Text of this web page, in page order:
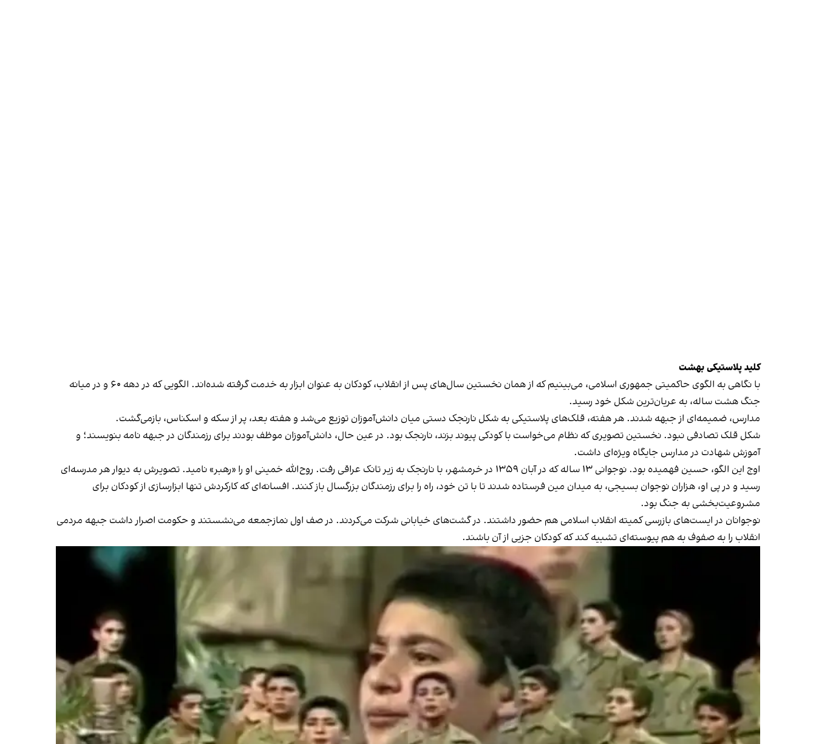
کلید پلاستیکی بهشت
با نگاهی به الگوی حاکمیتی جمهوری اسلامی، می‌بینیم که از همان نخستین سال‌های پس از انقلاب، کودکان به ‌عنوان ابزار به خدمت گرفته شده‌اند. الگویی که در دهه ۶۰ و در میانه
جنگ هشت ساله، به عریان‌ترین شکل خود رسید.
مدارس، ضمیمه‌ای از جبهه شدند. هر هفته، قلک‌های پلاستیکی به شکل نارنجک دستی میان دانش‌آموزان توزیع می‌شد و هفته بعد، پر از سکه و اسکناس، باز‌می‌گشت.
شکل قلک تصادفی نبود. نخستین تصویری که نظام می‌خواست با کودکی پیوند بزند، نارنجک بود. در عین حال، دانش‌آموزان موظف بودند برای رزمندگان در جبهه نامه بنویسند؛ و
آموزش شهادت در مدارس جایگاه ویژه‌ای داشت.
اوج این الگو، حسین فهمیده بود. نوجوانی ۱۳ ساله که در آبان ۱۳۵۹ در خرمشهر، با نارنجک به زیر تانک عراقی رفت. روح‌الله خمینی او را «رهبر» نامید. تصویرش به دیوار هر مدرسه‌ای
رسید و در پی او، هزاران نوجوان بسیجی، به میدان مین فرستاده شدند تا با تن خود، راه را برای رزمندگان بزرگسال باز کنند. افسانه‌ای که کارکردش تنها ابزارسازی از کودکان برای
مشروعیت‌بخشی به جنگ بود.
نوجوانان در ایست‌های بازرسی کمیته انقلاب اسلامی هم حضور داشتند. در گشت‌های خیابانی شرکت می‌کردند. در صف اول نماز‌جمعه می‌نشستند و حکومت اصرار داشت جبهه مردمی
انقلاب را به صفوف به هم پیوسته‌ای تشبیه کند که کودکان جزیی از آن باشند.